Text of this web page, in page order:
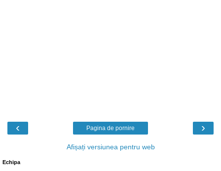
‹ ›
Pagina de pornire
Afișați versiunea pentru web
Echipa